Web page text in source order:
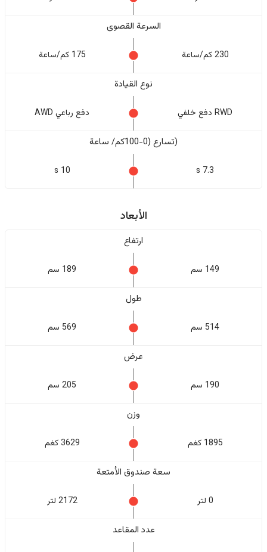
السرعة القصوى
230 كم/ساعة 175 كم/ساعة
نوع القيادة
RWD دفع خلفي دفع رباعي AWD
(تسارع (0-100كم/ ساعة
7.3 s
10 s
الأبعاد
ارتفاع
149 سم 189 سم
طول
514 سم 569 سم
عرض
190 سم 205 سم
وزن
1895 كغم 3629 كغم
سعة صندوق الأمتعة
0 لتر 2172 لتر
عدد المقاعد